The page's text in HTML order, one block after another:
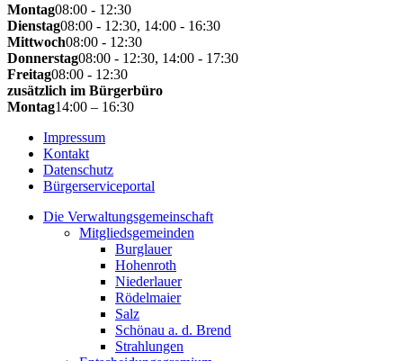
Montag08:00 - 12:30
Dienstag08:00 - 12:30, 14:00 - 16:30
Mittwoch08:00 - 12:30
Donnerstag08:00 - 12:30, 14:00 - 17:30
Freitag08:00 - 12:30
zusätzlich im Bürgerbüro
Montag14:00 – 16:30
Impressum
Kontakt
Datenschutz
Bürgerserviceportal
Die Verwaltungsgemeinschaft
Mitgliedsgemeinden
Burglauer
Hohenroth
Niederlauer
Rödelmaier
Salz
Schönau a. d. Brend
Strahlungen